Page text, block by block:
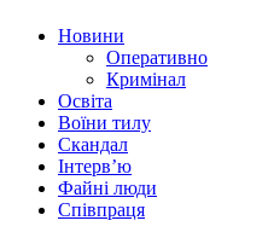
Новини
Оперативно
Кримінал
Освіта
Воїни тилу
Скандал
Інтерв’ю
Файні люди
Співпраця